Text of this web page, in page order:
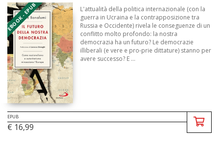
EBOOK - EPUB
L'attualità della politica internazionale (con la
guerra in Ucraina e la contrapposizione tra
Russia e Occidente) rivela le conseguenze di un
conflitto molto profondo: la nostra
democrazia ha un futuro? Le democrazie
illiberali (e vere e pro-prie dittature) stanno per
avere successo? E ...
EPUB
€ 16,99